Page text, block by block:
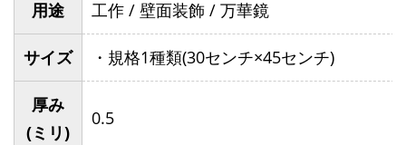
用途 工作 / 壁面装飾 / 万華鏡
サイズ ・規格1種類(30センチ×45センチ)
厚み
(ミリ)
0.5